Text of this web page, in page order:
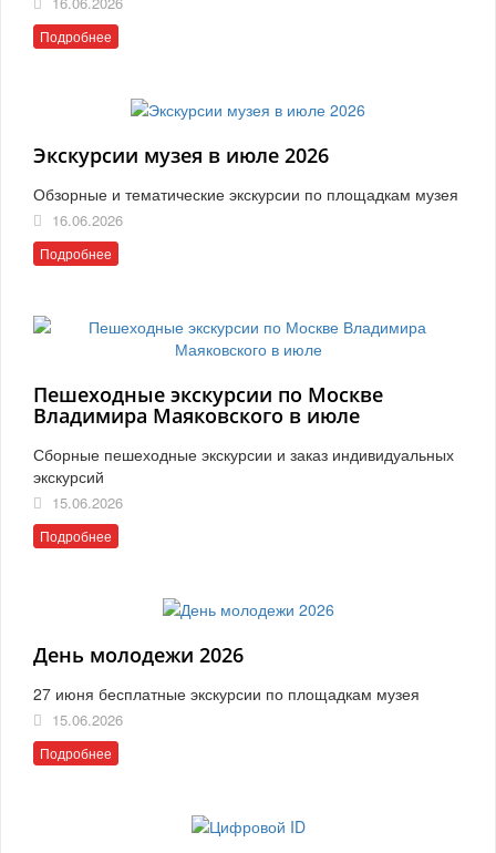
Подробнее
Экскурсии музея в июле 2026
Обзорные и тематические экскурсии по площадкам музея
16.06.2026
Подробнее
Пешеходные экскурсии по Москве
Владимира Маяковского в июле
Сборные пешеходные экскурсии и заказ индивидуальных
экскурсий
15.06.2026
Подробнее
День молодежи 2026
27 июня бесплатные экскурсии по площадкам музея
15.06.2026
Подробнее